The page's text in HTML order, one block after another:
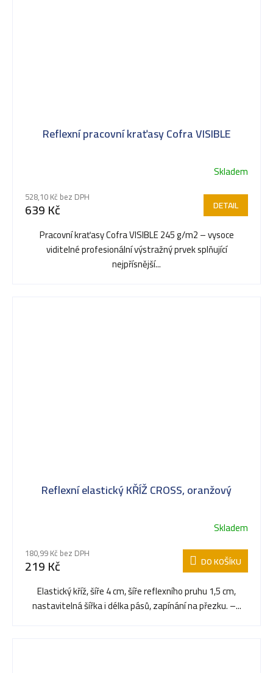
Reflexní pracovní kraťasy Cofra VISIBLE
Skladem
528,10 Kč bez DPH
639 Kč DETAIL
Pracovní kraťasy Cofra VISIBLE 245 g/m2 – vysoce
viditelné profesionální výstražný prvek splňující
nejpřísnější...
Reflexní elastický KŘÍŽ CROSS, oranžový
Skladem
180,99 Kč bez DPH
219 Kč DO KOŠÍKU
Elastický kříž, šíře 4 cm, šíře reflexního pruhu 1,5 cm,
nastavitelná šířka i délka pásů, zapínání na přezku. –...